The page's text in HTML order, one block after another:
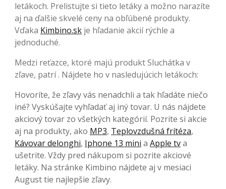
letákoch. Prelistujte si tieto letáky a možno narazíte
aj na ďalšie skvelé ceny na obľúbené produkty.
Vďaka Kimbino.sk je hľadanie akcií rýchle a
jednoduché.
Medzi reťazce, ktoré majú produkt Sluchátka v
zľave, patrí . Nájdete ho v nasledujúcich letákoch:
Hovoríte, že zľavy vás nenadchli a tak hľadáte niečo
iné? Vyskúšajte vyhľadať aj iný tovar. U nás nájdete
akciový tovar zo všetkých kategórií. Pozrite si akcie
aj na produkty, ako MP3, Teplovzdušná frítéza,
Kávovar delonghi, Iphone 13 mini a Apple tva
ušetrite. Vždy pred nákupom si pozrite akciové
letáky. Na stránke Kimbino nájdete aj v mesiaci
August tie najlepšie zľavy.